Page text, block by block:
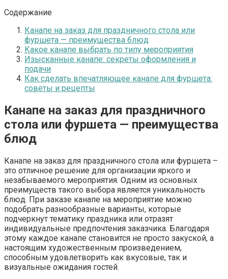
Содержание
Канапе на заказ для праздничного стола или
фуршета — преимущества блюд
Какое канапе выбрать по типу мероприятия
Изысканные канапе: секреты оформления и
подачи
Как сделать впечатляющее канапе для фуршета:
советы и рецепты
Канапе на заказ для праздничного
стола или фуршета — преимущества
блюд
Канапе на заказ для праздничного стола или фуршета –
это отличное решение для организации яркого и
незабываемого мероприятия. Одним из основных
преимуществ такого выбора является уникальность
блюд. При заказе канапе на мероприятие можно
подобрать разнообразные варианты, которые
подчеркнут тематику праздника или отразят
индивидуальные предпочтения заказчика. Благодаря
этому каждое канапе становится не просто закуской, а
настоящим художественным произведением,
способным удовлетворить как вкусовые, так и
визуальные ожидания гостей.